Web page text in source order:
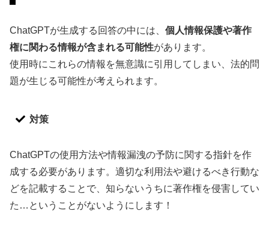
ChatGPTが生成する回答の中には、 個人情報保護や著作
権に関わる情報が含まれる可能性があります。
使用時にこれらの情報を無意識に引用してしまい、法的問
題が生じる可能性が考えられます。
対策
ChatGPTの使用方法や情報漏洩の予防に関する指針を作
成する必要があります。適切な利用法や避けるべき行動な
どを記載することで、知らないうちに著作権を侵害してい
た…ということがないようにします！